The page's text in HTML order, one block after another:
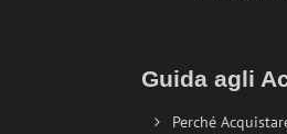
Guida agli
Perché